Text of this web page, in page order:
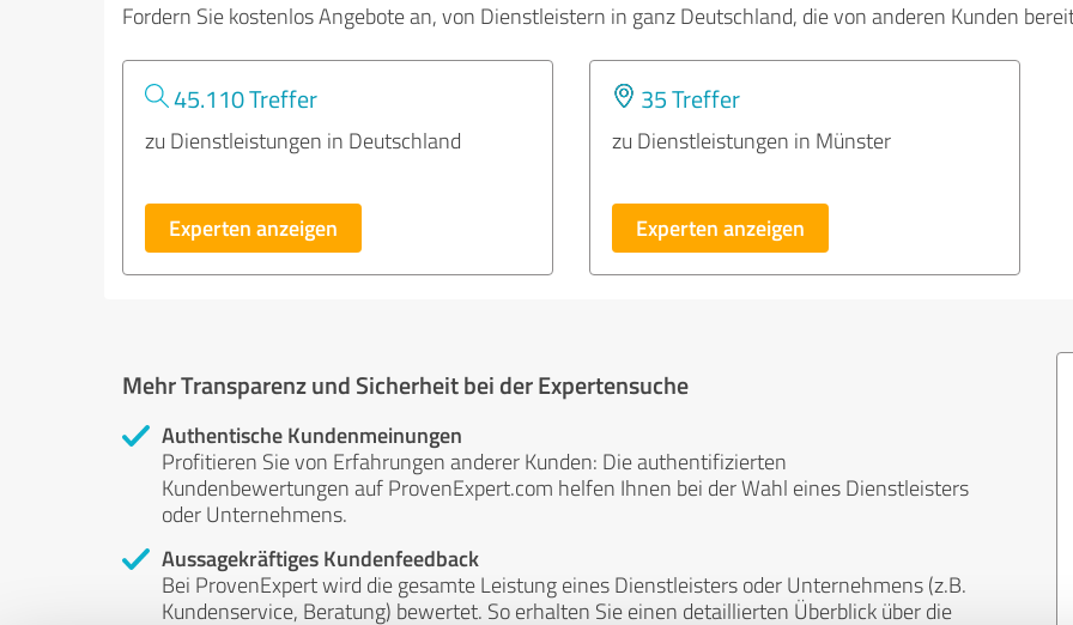
Fordern Sie kostenlos Angebote an, von Dienstleistern in ganz Deutschland, die von anderen Kunden
45.110 Treffer
zu Dienstleistungen in Deutschland
Experten anzeigen
35 Treffer
zu Dienstleistungen in Münster
Experten anzeigen
Mehr Transparenz und Sicherheit bei der Expertensuche
Authentische Kundenmeinungen
Profitieren Sie von Erfahrungen anderer Kunden: Die authentifizierten
Kundenbewertungen auf ProvenExpert.com helfen Ihnen bei der Wahl eines Dienstleisters
oder Unternehmens.
Aussagekräftiges Kundenfeedback
Bei ProvenExpert wird die gesamte Leistung eines Dienstleisters oder Unternehmens (z.B.
Kundenservice, Beratung) bewertet. So erhalten Sie einen detaillierten Überblick über die